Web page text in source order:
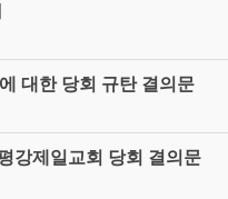
대한 당회 규탄 결의문
강제일교회 당회 결의문